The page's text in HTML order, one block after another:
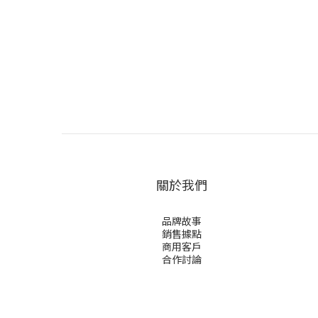
關於我們
品牌故事
銷售據點
商用客戶
合作討論